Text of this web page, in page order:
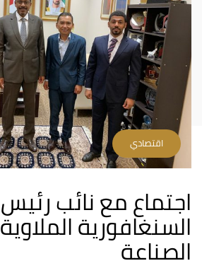
اقتصادي
اجتماع مع نائب
السنغافورية
الصناعة